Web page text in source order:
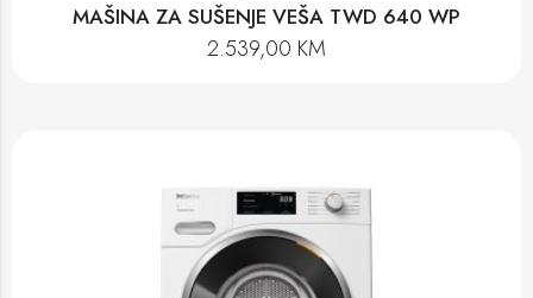
MAŠINA ZA SUŠENJE VEŠA TWD 640 WP
2.539,00 KM